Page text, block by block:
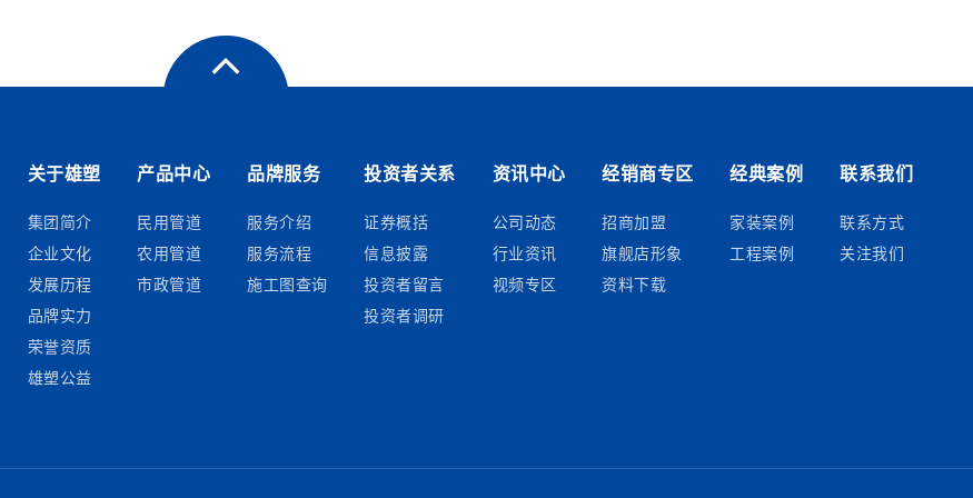
关于雄塑
集团简介
企业文化
发展历程
品牌实力
荣誉资质
雄塑公益
产品中心
民用管道
农用管道
市政管道
品牌服务
服务介绍
服务流程
施工图查询
投资者关系
证券概括
信息披露
投资者留言
投资者调研
资讯中心
公司动态
行业资讯
视频专区
经销商专区
招商加盟
旗舰店形象
资料下载
经典案例
家装案例
工程案例
联系我们
联系方式
关注我们